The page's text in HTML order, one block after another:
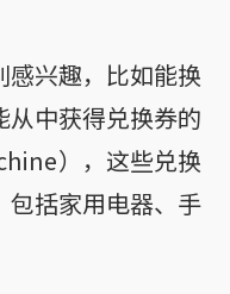
感兴趣，比如能换
从中获得兑换券的
），这些兑换
包括家用电器、手